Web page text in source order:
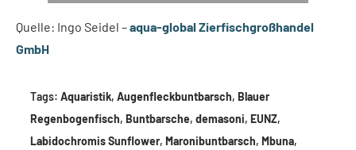
Quelle: Ingo Seidel –aqua-global Zierfischgroßhandel
GmbH
Tags: Aquaristik, Augenfleckbuntbarsch, Blauer
Regenbogenfisch, Buntbarsche, demasoni, EUNZ,
Labidochromis Sunflower, Maronibuntbarsch, Mbuna,